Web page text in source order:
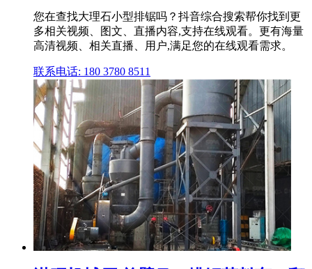
您在查找大理石小型排锯吗？抖音综合搜索帮你找到更
多相关视频、图文、直播内容,支持在线观看。更有海量
高清视频、相关直播、用户,满足您的在线观看需求。
联系电话: 180 3780 8511